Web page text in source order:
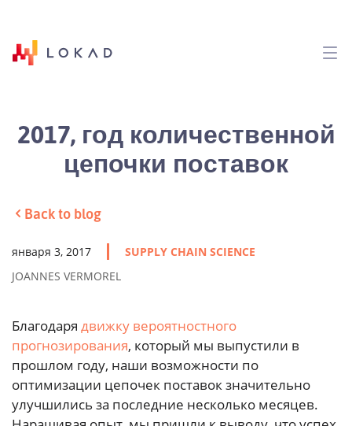
2017, год количественной
цепочки поставок
Back to blog
января 3, 2017
SUPPLY CHAIN SCIENCE
JOANNES VERMOREL
Благодаря движку вероятностного
прогнозирования, который мы выпустили в
прошлом году, наши возможности по
оптимизации цепочек поставок значительно
улучшились за последние несколько месяцев.